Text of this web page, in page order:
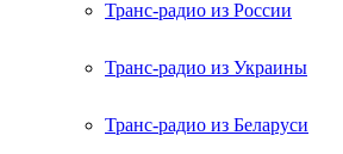
Транс-радио из России
Транс-радио из Украины
Транс-радио из Беларуси